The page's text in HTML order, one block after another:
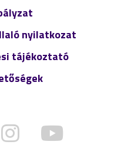
nyilatkozat
tájékoztató